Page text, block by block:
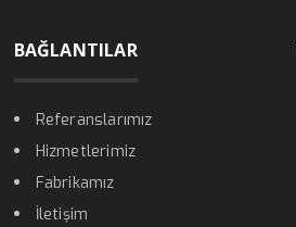
BAĞLANTILAR
Referanslarımız
Hizmetlerimiz
Fabrikamız
İletişim